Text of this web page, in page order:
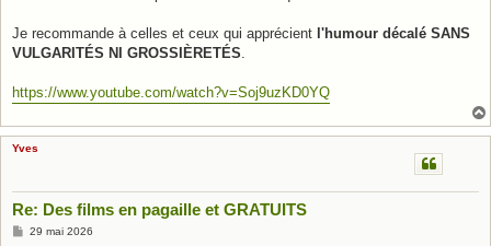
Je recommande à celles et ceux qui apprécient l'humour décalé SANS
VULGARITÉS NI GROSSIÈRETÉS.
https://www.youtube.com/watch?v=Soj9uzKD0YQ
Yves
Re: Des films en pagaille et GRATUITS
M29 mai 2026